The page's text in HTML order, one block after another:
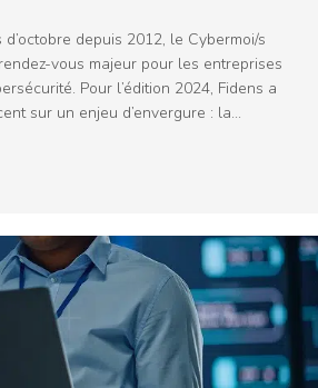
depuis 2012, le Cybermoi/s
vous majeur pour les entreprises
Pour l’édition 2024, Fidens a
sur un enjeu d’envergure : la...